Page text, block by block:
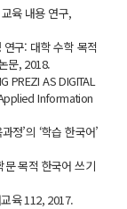
육 내용 연구,
구: 대학 수학 목적
문, 2018.
PREZI AS DIGITAL
Information
정’의 ‘학습 한국어’
문 목적 한국어 쓰기
육 112, 2017.